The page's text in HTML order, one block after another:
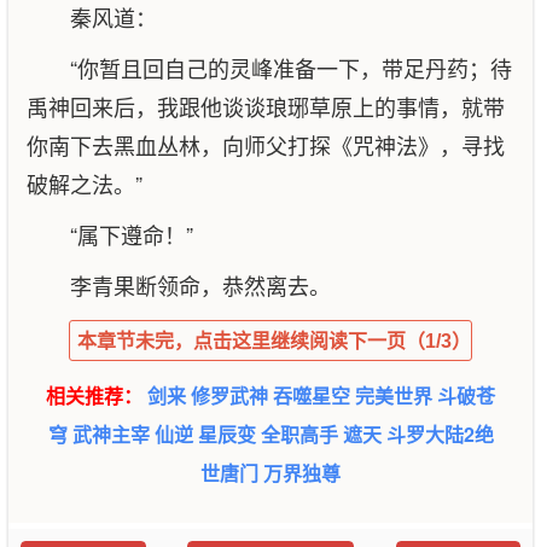
秦风道：
“你暂且回自己的灵峰准备一下，带足丹药；待
禹神回来后，我跟他谈谈琅琊草原上的事情，就带
你南下去黑血丛林，向师父打探《咒神法》，寻找
破解之法。”
“属下遵命！”
李青果断领命，恭然离去。
本章节未完，点击这里继续阅读下一页（1/3）
相关推荐： 剑来修罗武神吞噬星空 完美世界 斗破苍
穹武神主宰仙逆星辰变全职高手遮天 斗罗大陆2绝
世唐门 万界独尊